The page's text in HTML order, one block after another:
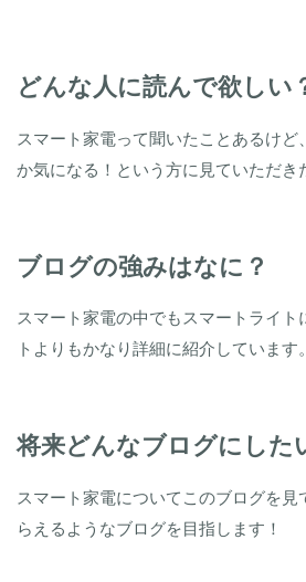
どんな人に読んで欲しい
スマート家電って聞いたことあるけど
か気になる！という方に見ていただき
ブログの強みはなに？
スマート家電の中でもスマートライト
トよりもかなり詳細に紹介しています。
将来どんなブログにした
スマート家電についてこのブログを見
らえるようなブログを目指します！